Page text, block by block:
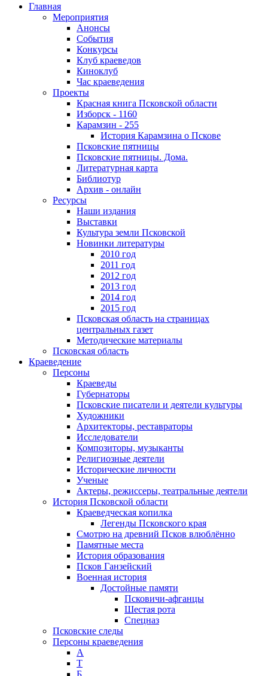
Главная
Мероприятия
Анонсы
События
Конкурсы
Клуб краеведов
Киноклуб
Час краеведения
Проекты
Красная книга Псковской области
Изборск - 1160
Карамзин - 255
История Карамзина о Пскове
Псковские пятницы
Псковские пятницы. Дома.
Литературная карта
Библиотур
Архив - онлайн
Ресурсы
Наши издания
Выставки
Культура земли Псковской
Новинки литературы
2010 год
2011 год
2012 год
2013 год
2014 год
2015 год
Псковская область на страницах
центральных газет
Методические материалы
Псковская область
Краеведение
Персоны
Краеведы
Губернаторы
Псковские писатели и деятели культуры
Художники
Архитекторы, реставраторы
Исследователи
Композиторы, музыканты
Религиозные деятели
Исторические личности
Ученые
Актеры, режиссеры, театральные деятели
История Псковской области
Краеведческая копилка
Легенды Псковского края
Смотрю на древний Псков влюблённо
Памятные места
История образования
Псков Ганзейский
Военная история
Достойные памяти
Псковичи-афганцы
Шестая рота
Спецназ
Псковские следы
Персоны краеведения
А
T
Б